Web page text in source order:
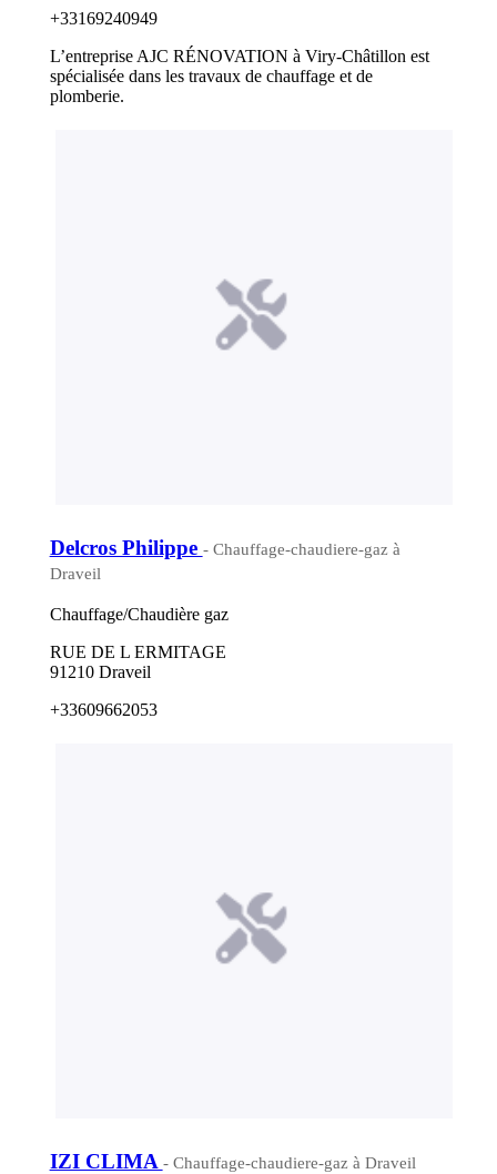
+33169240949
L’entreprise AJC RÉNOVATION à Viry-Châtillon est
spécialisée dans les travaux de chauffage et de
plomberie.
Delcros Philippe - Chauffage-chaudiere-gaz à
Draveil
Chauffage/Chaudière gaz
RUE DE L ERMITAGE
91210 Draveil
+33609662053
IZI CLIMA - Chauffage-chaudiere-gaz à Draveil